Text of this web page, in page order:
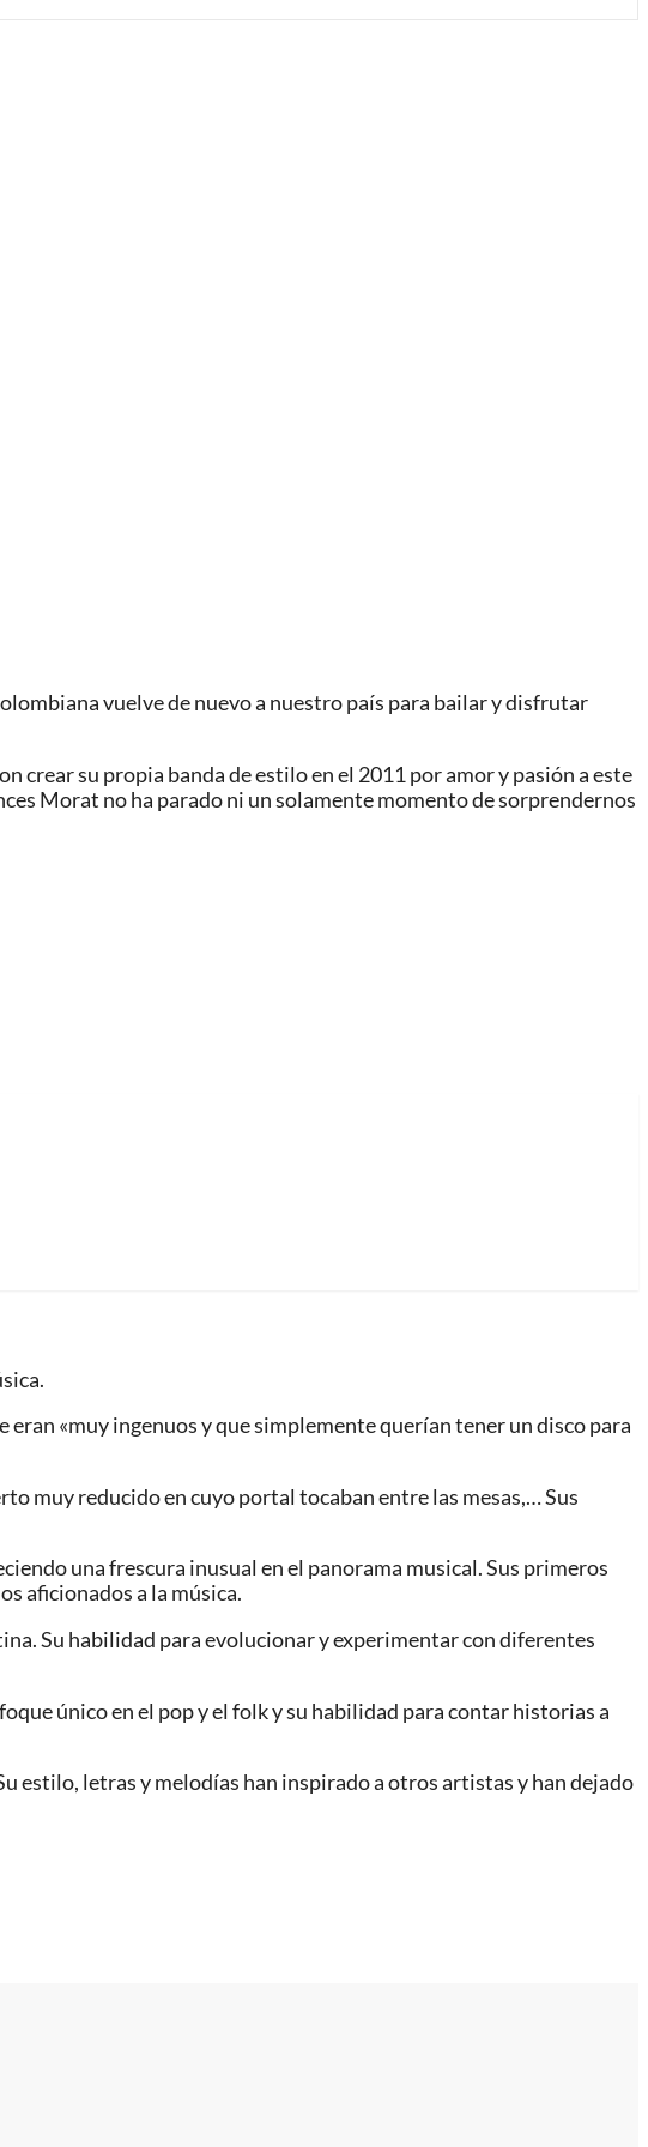
vuelve de nuevo a nuestro país para bailar y disfrutar
crear su propia banda de estilo en el 2011 por amor y pasión a este
Morat no ha parado ni un solamente momento de sorprendernos
eran «muy ingenuos y que simplemente querían tener un disco para
muy reducido en cuyo portal tocaban entre las mesas,… Sus
una frescura inusual en el panorama musical. Sus primeros
aficionados a la música.
Su habilidad para evolucionar y experimentar con diferentes
único en el pop y el folk y su habilidad para contar historias a
estilo, letras y melodías han inspirado a otros artistas y han dejado